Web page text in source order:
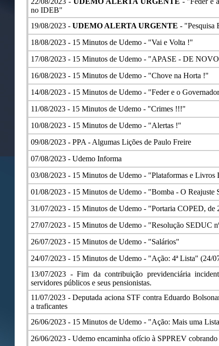
no IDEB"
19/08/2023 - UDEMO ALERTA URGENTE - "Pesquisa
18/08/2023 - 15 Minutos de Udemo - "Vai e Volta !"
17/08/2023 - 15 Minutos de Udemo - "APASE - DE
16/08/2023 - 15 Minutos de Udemo - "Chove na Horta !"
14/08/2023 - 15 Minutos de Udemo - "Feder e o
11/08/2023 - 15 Minutos de Udemo - "Crimes !!!"
10/08/2023 - 15 Minutos de Udemo - "Alertas !"
09/08/2023 - PPA - Algumas Lições de Paulo Freire
07/08/2023 - Udemo Informa
03/08/2023 - 15 Minutos de Udemo - "Plataformas e Livros
01/08/2023 - 15 Minutos de Udemo - "Bomba - O Reajuste
31/07/2023 - 15 Minutos de Udemo - "Portaria COPED, de
27/07/2023 - 15 Minutos de Udemo - "Resolução SEDUC
26/07/2023 - 15 Minutos de Udemo - "Salários"
24/07/2023 - 15 Minutos de Udemo - "Ação: 4ª Lista" (24/
13/07/2023 -Fim da contribuição previdenciária
servidores públicos e seus pensionistas.
11/07/2023 - Deputada aciona STF contra Eduardo
a traficantes
26/06/2023 - 15 Minutos de Udemo - "Ação: Mais uma
26/06/2023 - Udemo encaminha ofício à SPPREV cobrando